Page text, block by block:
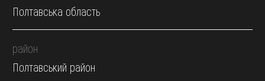
Полтавська область
район
Полтавський район